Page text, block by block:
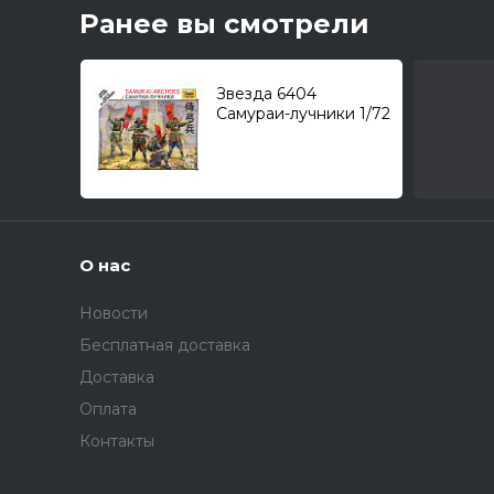
Ранее вы смотрели
Звезда 6404
Самураи-лучники 1/72
О нас
Новости
Бесплатная доставка
Доставка
Оплата
Контакты